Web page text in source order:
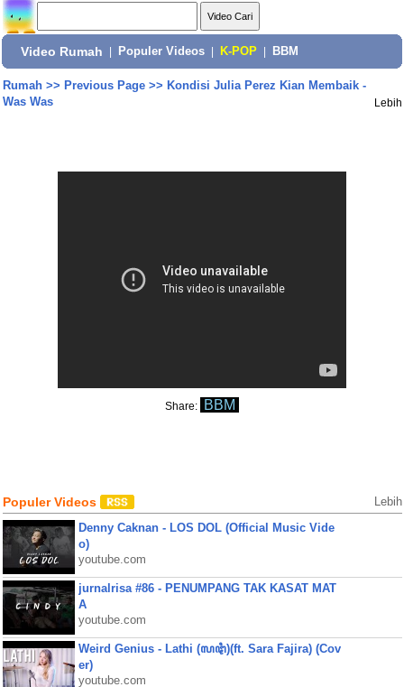
Video Rumah Populer Videos K-POP BBM
Rumah>> Previous Page>> Kondisi Julia Perez Kian Membaik -
Was Was
Lebih
Share: BBM
Populer Videos Lebih
Denny Caknan - LOS DOL (Official Music Vide
o)
youtube.com
jurnalrisa #86 - PENUMPANG TAK KASAT MAT
A
youtube.com
Weird Genius - Lathi (ꦭꦛꦶ)(ft. Sara Fajira) (Cov
er)
youtube.com